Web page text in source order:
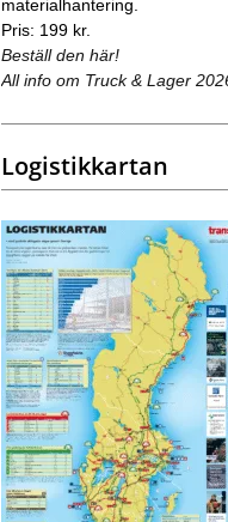
materialhantering.
Pris: 199 kr.
Beställ den här!
All info om Truck & Lager
Logistikkartan